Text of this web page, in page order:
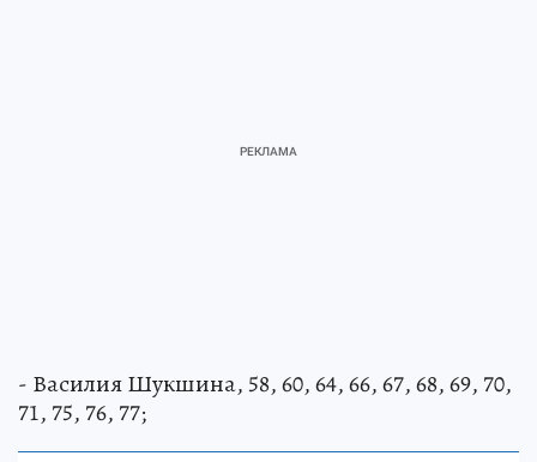
- Василия Шукшина, 58, 60, 64, 66, 67, 68, 69, 70,
71, 75, 76, 77;